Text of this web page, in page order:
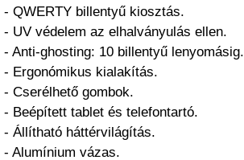
- QWERTY billentyű kiosztás.
- UV védelem az elhalványulás ellen.
- Anti-ghosting: 10 billentyű lenyomásig.
- Ergonómikus kialakítás.
- Cserélhető gombok.
- Beépített tablet és telefontartó.
- Állítható háttérvilágítás.
- Alumínium vázas.